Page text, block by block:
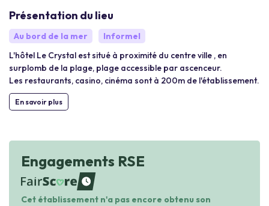
Présentation du lieu
Au bord de la mer
Informel
L'hôtel Le Crystal est situé à proximité du centre ville , en
surplomb de la plage, plage accessible par ascenceur.
Les restaurants, casino, cinéma sont à 200m de l'établissement.
En savoir plus
Engagements RSE
waiting
Cet établissement n'a pas encore obtenu son